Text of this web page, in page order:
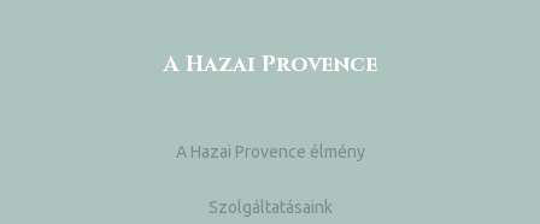
A Hazai Provence
A Hazai Provence élmény
Szolgáltatásaink